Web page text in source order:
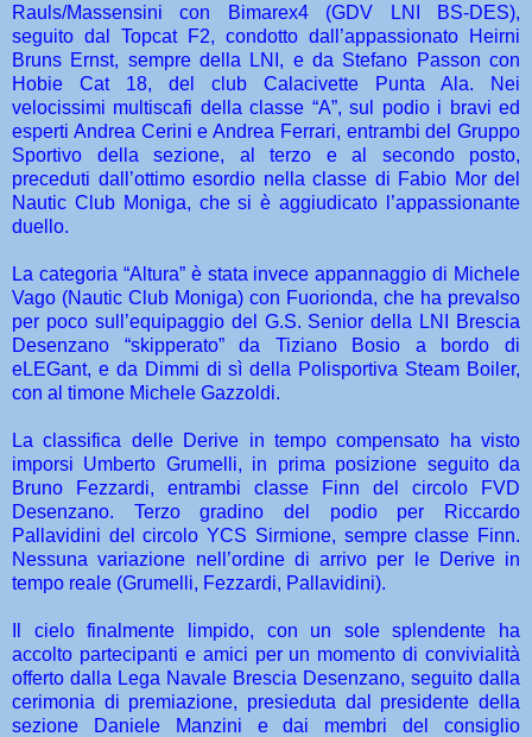
Rauls/Massensini con Bimarex4 (GDV LNI BS-DES),
seguito dal Topcat F2, condotto dall’appassionato Heirni
Bruns Ernst, sempre della LNI, e da Stefano Passon con
Hobie Cat 18, del club Calacivette Punta Ala. Nei
velocissimi multiscafi della classe “A”, sul podio i bravi ed
esperti Andrea Cerini e Andrea Ferrari, entrambi del Gruppo
Sportivo della sezione, al terzo e al secondo posto,
preceduti dall’ottimo esordio nella classe di Fabio Mor del
Nautic Club Moniga, che si è aggiudicato l’appassionante
duello.
La categoria “Altura” è stata invece appannaggio di Michele
Vago (Nautic Club Moniga) con Fuorionda, che ha prevalso
per poco sull’equipaggio del G.S. Senior della LNI Brescia
Desenzano “skipperato” da Tiziano Bosio a bordo di
eLEGant, e da Dimmi di sì della Polisportiva Steam Boiler,
con al timone Michele Gazzoldi.
La classifica delle Derive in tempo compensato ha visto
imporsi Umberto Grumelli, in prima posizione seguito da
Bruno Fezzardi, entrambi classe Finn del circolo FVD
Desenzano. Terzo gradino del podio per Riccardo
Pallavidini del circolo YCS Sirmione, sempre classe Finn.
Nessuna variazione nell’ordine di arrivo per le Derive in
tempo reale (Grumelli, Fezzardi, Pallavidini).
Il cielo finalmente limpido, con un sole splendente ha
accolto partecipanti e amici per un momento di convivialità
offerto dalla Lega Navale Brescia Desenzano, seguito dalla
cerimonia di premiazione, presieduta dal presidente della
sezione Daniele Manzini e dai membri del consiglio